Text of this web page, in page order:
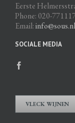
Eerste
Phone: 020-
Email:info@sous.nl
SOCIALE MEDIA
VLECK WIJNEN